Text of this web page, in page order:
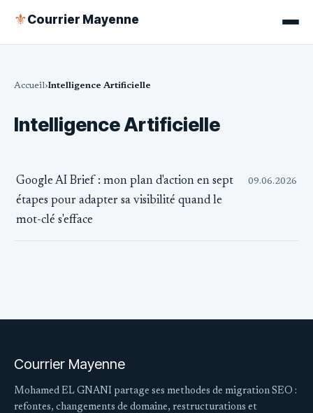
⚜Courrier Mayenne
Accueil Intelligence Artificielle
Intelligence Artificielle
Google AI Brief : mon plan d'action en sept
étapes pour adapter sa visibilité quand le
mot-clé s'efface
09.06.2026
Courrier Mayenne
Mohamed EL GNANI partage ses methodes de migration SEO :
refontes, changements de domaine, restructurations et